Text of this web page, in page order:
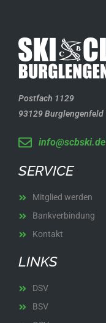
Postfach 1129
93129 Burglengenfeld
info@scbski.de
SERVICE
Mitglied werden
Bankverbindung
Kontakt
LINKS
DSV
BSV